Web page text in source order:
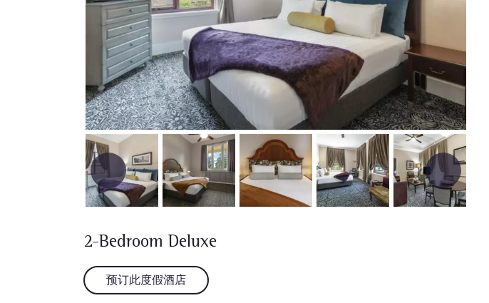
2-Bedroom Deluxe
预订此度假酒店